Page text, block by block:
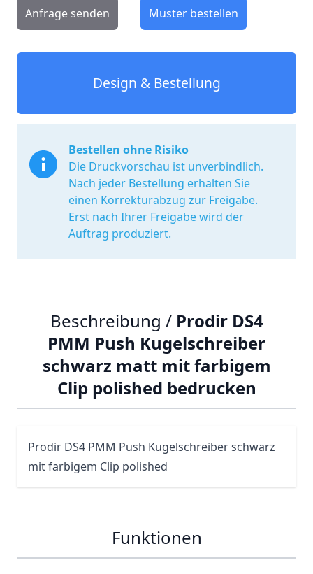
Anfrage senden Muster bestellen
Design & Bestellung
Bestellen ohne Risiko
Die Druckvorschau ist unverbindlich.
Nach jeder Bestellung erhalten Sie
einen Korrekturabzug zur Freigabe.
Erst nach Ihrer Freigabe wird der
Auftrag produziert.
Beschreibung / Prodir DS4
PMM Push Kugelschreiber
schwarz matt mit farbigem
Clip polished bedrucken
Prodir DS4 PMM Push Kugelschreiber schwarz
mit farbigem Clip polished
Funktionen